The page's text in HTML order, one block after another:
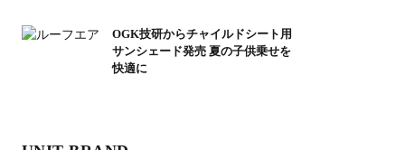
OGK技研からチャイルドシート用
サンシェード発売 夏の子供乗せを
快適に